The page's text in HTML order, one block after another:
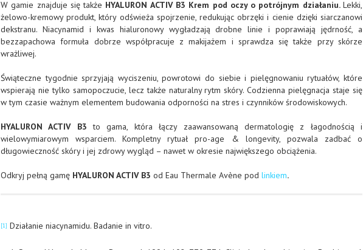
W gamie znajduje się także HYALURON ACTIV B3 Krem pod oczy o potrójnym działaniu.Lekki,
żelowo-kremowy produkt, który odświeża spojrzenie, redukując obrzęki i cienie dzięki siarczanowi
dekstranu. Niacynamid i kwas hialuronowy wygładzają drobne linie i poprawiają jędrność, a
bezzapachowa formuła dobrze współpracuje z makijażem i sprawdza się także przy skórze
wrażliwej.
Świąteczne tygodnie sprzyjają wyciszeniu, powrotowi do siebie i pielęgnowaniu rytuałów, które
wspierają nie tylko samopoczucie, lecz także naturalny rytm skóry. Codzienna pielęgnacja staje się
w tym czasie ważnym elementem budowania odporności na stres i czynników środowiskowych.
HYALURON ACTIV B3 to gama, która łączy zaawansowaną dermatologię z łagodnością i
wielowymiarowym wsparciem. Kompletny rytuał pro-age & longevity, pozwala zadbać o
długowieczność skóry i jej zdrowy wygląd – nawet w okresie największego obciążenia.
Odkryj pełną gamę HYALURON ACTIV B3 od Eau Thermale Avène pod linkiem.
[1] Działanie niacynamidu. Badanie in vitro.